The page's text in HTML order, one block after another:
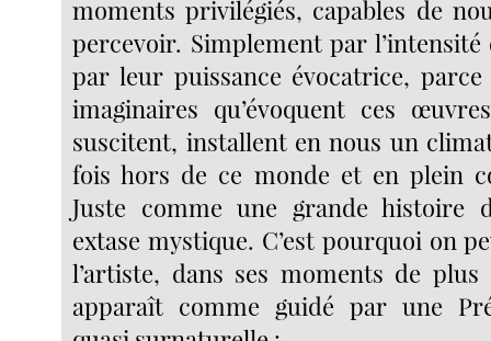
moments privilégiés, capables de
percevoir. Simplement par
par leur puissance évocatrice,
imaginaires qu’évoquent ces
suscitent, installent en nous un
fois hors de ce monde et en plein
Juste comme une grande histoire
extase mystique. C’est pourquoi on
l’artiste, dans ses moments de
apparaît comme guidé par une